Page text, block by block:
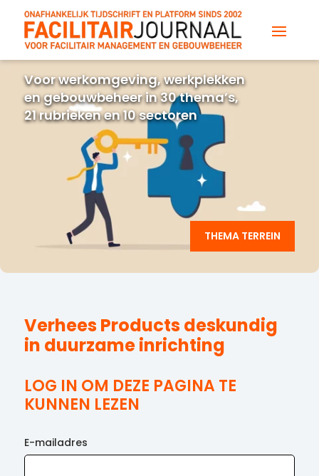
Voor werkomgeving, werkplekken
en gebouwbeheer in 30 thema’s,
21 rubrieken en 10 sectoren
THEMA TERREIN
Verhees Products deskundig
in duurzame inrichting
LOG IN OM DEZE PAGINA TE
KUNNEN LEZEN
E-mailadres